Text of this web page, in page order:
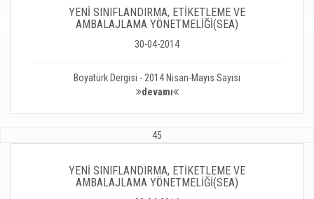
YENİ SINIFLANDIRMA, ETİKETLEME VE
AMBALAJLAMA YÖNETMELİĞİ(SEA)
30-04-2014
Boyatürk Dergisi - 2014 Nisan-Mayıs Sayısı
devamı
45
YENİ SINIFLANDIRMA, ETİKETLEME VE
AMBALAJLAMA YÖNETMELİĞİ(SEA)